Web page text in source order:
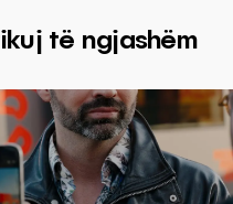
të ngjashëm